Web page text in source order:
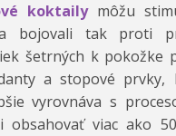
koktailymôžu
bojovali tak proti
šetrných k
a stopové
vyrovnáva s
obsahovať viac ako